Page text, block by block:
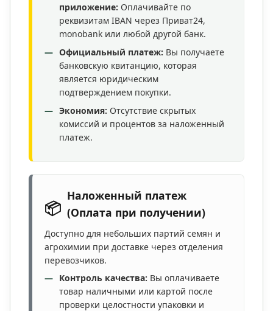
приложение: Оплачивайте по
реквизитам IBAN через Приват24,
monobank или любой другой банк.
Официальный платеж: Вы получаете
банковскую квитанцию, которая
является юридическим
подтверждением покупки.
Экономия: Отсутствие скрытых
комиссий и процентов за наложенный
платеж.
📦
Наложенный платеж
(Оплата при получении)
Доступно для небольших партий семян и
агрохимии при доставке через отделения
перевозчиков.
Контроль качества: Вы оплачиваете
товар наличными или картой после
проверки целостности упаковки и